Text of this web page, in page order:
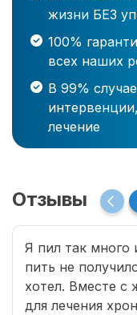
жизни БЕЗ
100%
всех наших
В 99%
лечение
Отзывы
Я пил так много
пить не
хотел. Вместе с
для лечения